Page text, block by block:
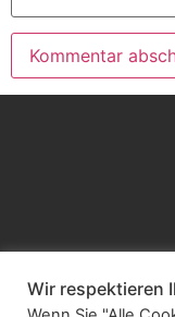
Wir respektieren